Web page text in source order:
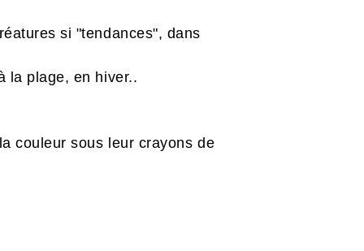
si "tendances", dans
la plage, en hiver..
couleur sous leur crayons de